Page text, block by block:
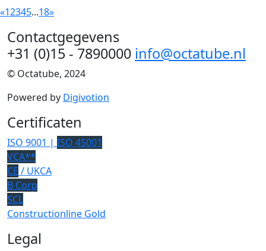
«12345...18»
Contactgegevens
+31 (0)15 - 7890000 info@octatube.nl
© Octatube, 2024
Powered by Digivotion
Certificaten
ISO 9001 | ISO 45001
VCA**
CE / UKCA
B Corp
SCL
Constructionline Gold
Legal